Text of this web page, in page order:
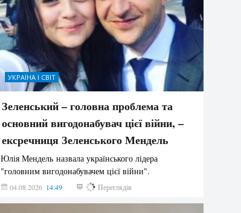
УКРАЇНА І СВІТ
Зеленський – головна проблема та
основний вигодонабувач цієї війни, –
ексречниця Зеленського Мендель
Юлія Мендель назвала українського лідера
"головним вигодонабувачем цієї війни".
04.08.2026 14:49 144 Переглядів